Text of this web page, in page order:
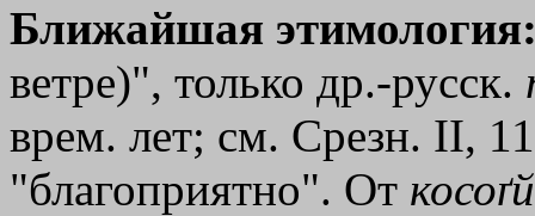
Ближайшая
ветре)", только др.-русск.
врем. лет; см. Срезн. II,
"благоприятно". От косоґй